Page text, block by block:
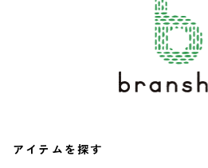
アイテムを探す